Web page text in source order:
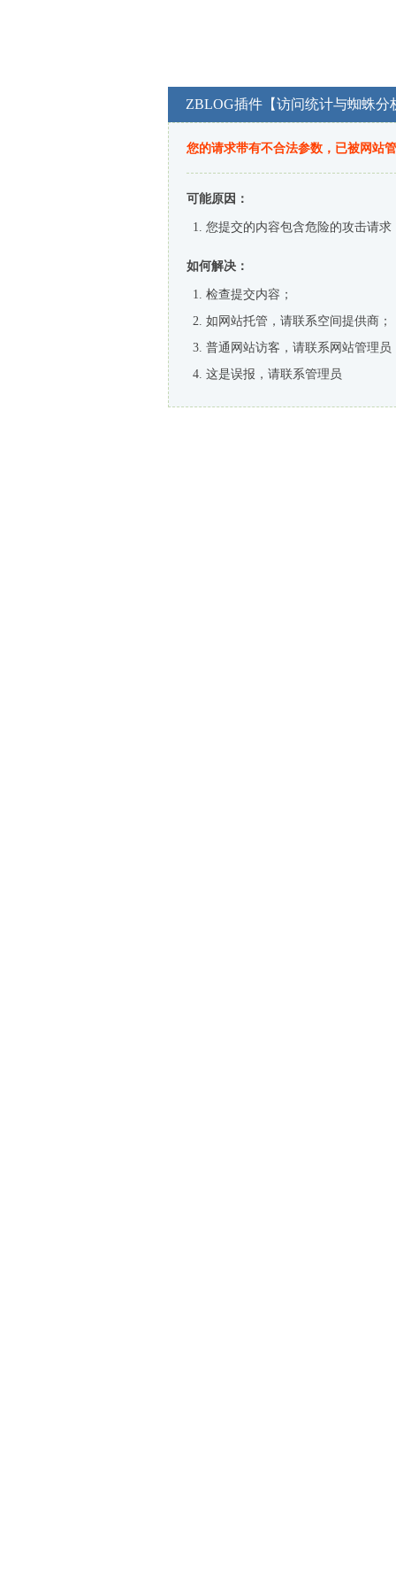
ZBLOG插件【访问统计与蜘蛛分
您的请求带有不合法参数，已被网站
可能原因：
您提交的内容包含危险的攻击请求
如何解决：
检查提交内容；
如网站托管，请联系空间提供商；
普通网站访客，请联系网站管理员
这是误报，请联系管理员